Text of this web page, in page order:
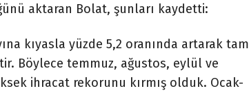
aktaran Bolat, şunları kaydetti:
kıyasla yüzde 5,2 oranında artarak tam
Böylece temmuz, ağustos, eylül ve
ihracat rekorunu kırmış olduk. Ocak-